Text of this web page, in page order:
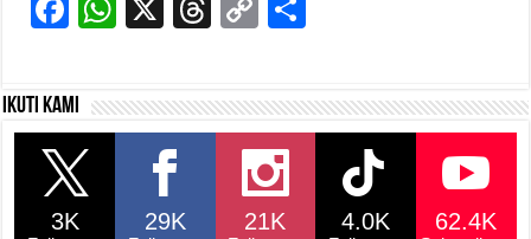
F
c
e
b
o
W
s
X
T
a
C
y
Li
n
e
Ikuti kami
3K 29K 21K 4.0K 62.4K